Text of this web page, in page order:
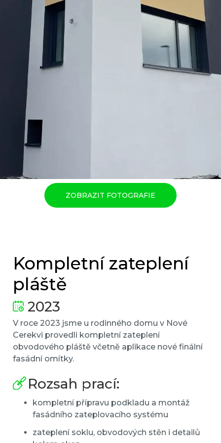
ZOBRAZIT FOTOGRAFIE
Kompletní zateplení
pláště
2023
V roce 2023 jsme u rodinného domu v Nové
Cerekvi provedli kompletní zateplení
obvodového pláště včetně aplikace nové finální
fasádní omítky.
Rozsah prací:
kompletní přípravu podkladu a montáž
fasádního zateplovacího systému
zateplení soklu, obvodových stěn i detailů